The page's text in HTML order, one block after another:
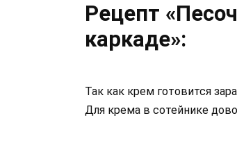
Рецепт
каркаде»:
Так как крем готовится
Для крема в сотейнике